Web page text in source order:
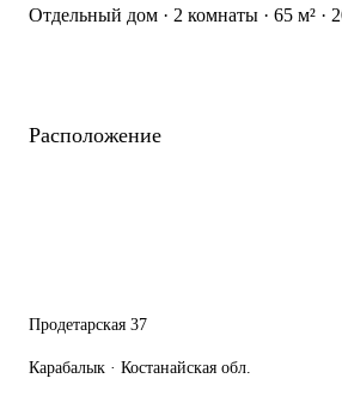
Отдельный дом · 2 комнаты · 65 м² ·
Расположение
Продетарская 37
Карабалык · Костанайская обл.